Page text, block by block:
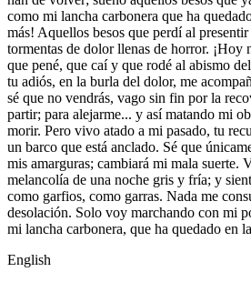
como mi lancha carbonera que ha
más! Aquellos besos que perdí al
tormentas de dolor llenas de horror. ¡Hoy
que pené, que caí y que rodé al abismo
tu adiós, en la burla del dolor, me
sé que no vendrás, vago sin fin por la
partir; para alejarme... y así matando mi
morir. Pero vivo atado a mi pasado, tu
un barco que está anclado. Sé que
mis amarguras; cambiará mi mala suerte.
melancolía de una noche gris y fría; y
como garfios, como garras. Nada me
desolación. Solo voy marchando con mi
mi lancha carbonera, que ha quedado en
English